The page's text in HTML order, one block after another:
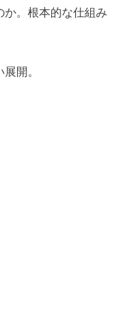
か。根本的な仕組み
開。